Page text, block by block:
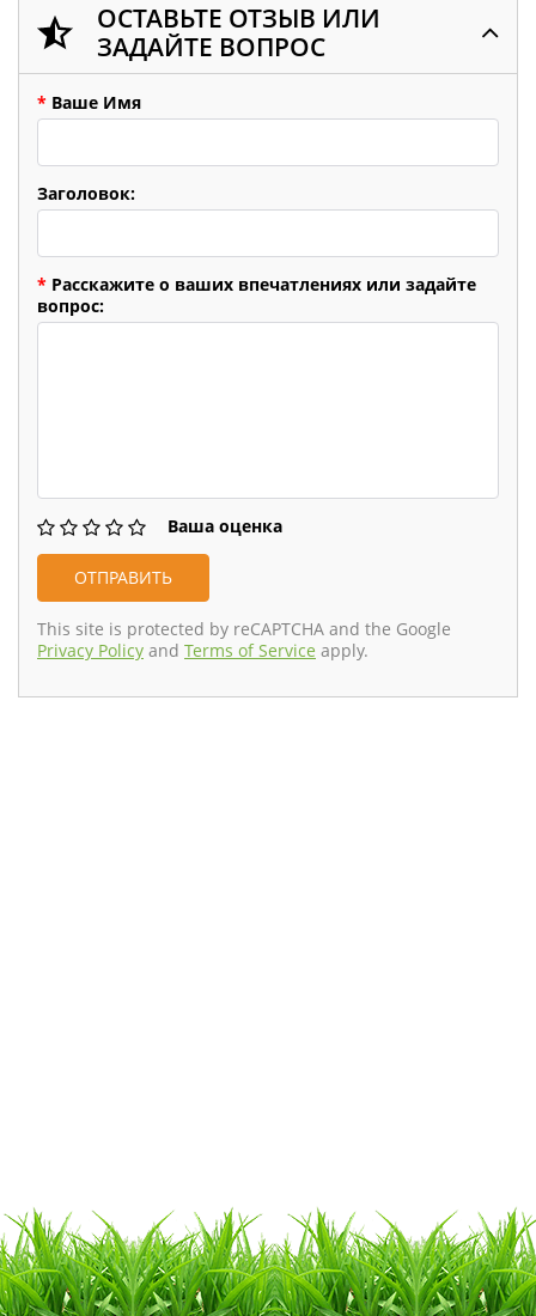
ОСТАВЬТЕ ОТЗЫВ ИЛИ
ЗАДАЙТЕ ВОПРОС
* Ваше Имя
Заголовок:
* Расскажите о ваших впечатлениях или задайте
вопрос:
Ваша оценка
This site is protected by reCAPTCHA and the Google
Privacy Policy and Terms of Service apply.